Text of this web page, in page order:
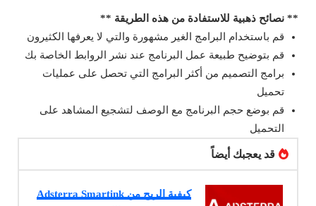
** نصائح ذهبية للاستفادة من هذه الطريقة **
قم باستخدام البرامج الغير مشهورة والتي لا يعرفها الكثيرون
قم بتوضيح طبيعة عمل البرنامج عند نشر الروابط الخاصة بك
برامج التصميم من أكثر البرامج التي تحصل على عمليات
تحميل
قم بوضع حجم البرنامج مع الوصف لتشجيع المشاهد على
التحميل
قد يعجبك أيضاً
كيفية الربح من Adsterra Smartink